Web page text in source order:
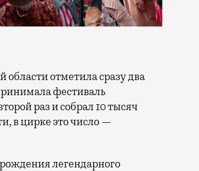
фестиваль
раз и собрал 10 тысяч
в цирке это число —
легендарного